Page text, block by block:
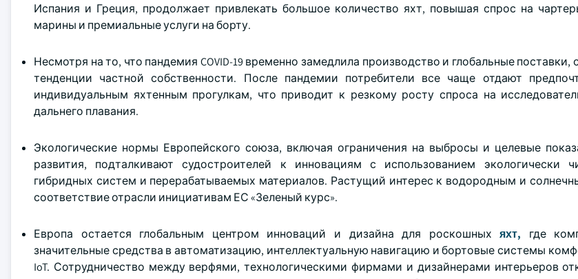
Испания и Греция, продолжает привлекать большое количество яхт, повышая спрос на
марины и премиальные услуги на борту.
Несмотря на то, что пандемия COVID-19 временно замедлила производство и глобальные поставки,
тенденции частной собственности. После пандемии потребители все чаще отдают
индивидуальным яхтенным прогулкам, что приводит к резкому росту спроса на
дальнего плавания.
Экологические нормы Европейского союза, включая ограничения на выбросы и целевые
развития, подталкивают судостроителей к инновациям с использованием экологически
гибридных систем и перерабатываемых материалов. Растущий интерес к водородным и
соответствие отрасли инициативам ЕС «Зеленый курс».
Европа остается глобальным центром инноваций и дизайна для роскошныхяхт, где
значительные средства в автоматизацию, интеллектуальную навигацию и бортовые системы
IoT. Сотрудничество между верфями, технологическими фирмами и дизайнерами интерьеров